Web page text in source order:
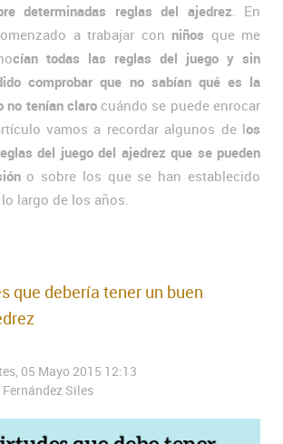
determinadas reglas del ajedrez. En
a trabajar con niños que me
cían todas las reglas del juego y sin
comprobar que no sabían qué es la
no tenían clarocuándo se puede enrocar
vamos a recordar algunos de los
del juego del ajedrez que se pueden
o sobre los que se han establecido
lo largo de los años.
que debería tener un buen
05 Mayo 2015 12:13
Siles